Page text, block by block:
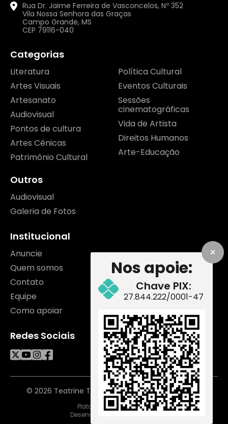
Nos apoie:
Chave PIX:
27.844.222/0001-47
Rua Dr. Jaime Ferreira de Vasconcelos, Nº 352
Vila Nossa Senhora das Graças
Campo Grande, MS
CEP 79116-040
Categorias
Literatura
Artes Visuais
Artesanato
Audiovisual
Pontos de cultura
Artes Cênicas
Patrimônio Cultural
Política Cultural
Eventos Culturais
Sessões
cinematográficas
Vida de Artista
Direitos Humanos
Arte-Educação
Outros
Audiovisual
Galeria de Fotos
Institucional
Anuncie
Quem somos
Contato
Equipe
Como apoiar
Redes Sociais
© 2026 Teatrine TV. Todos os direitos reservados.
Plataforma
Desenvolvimento